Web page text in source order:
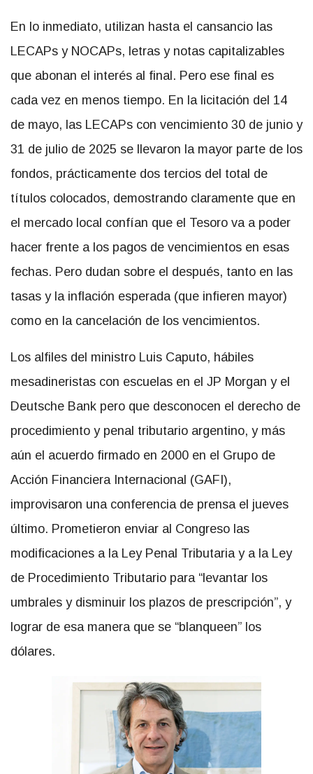
En lo inmediato, utilizan hasta el cansancio las
LECAPs y NOCAPs, letras y notas capitalizables
que abonan el interés al final. Pero ese final es
cada vez en menos tiempo. En la licitación del 14
de mayo, las LECAPs con vencimiento 30 de junio y
31 de julio de 2025 se llevaron la mayor parte de los
fondos, prácticamente dos tercios del total de
títulos colocados, demostrando claramente que en
el mercado local confían que el Tesoro va a poder
hacer frente a los pagos de vencimientos en esas
fechas. Pero dudan sobre el después, tanto en las
tasas y la inflación esperada (que infieren mayor)
como en la cancelación de los vencimientos.
Los alfiles del ministro Luis Caputo, hábiles
mesadineristas con escuelas en el JP Morgan y el
Deutsche Bank pero que desconocen el derecho de
procedimiento y penal tributario argentino, y más
aún el acuerdo firmado en 2000 en el Grupo de
Acción Financiera Internacional (GAFI),
improvisaron una conferencia de prensa el jueves
último. Prometieron enviar al Congreso las
modificaciones a la Ley Penal Tributaria y a la Ley
de Procedimiento Tributario para “levantar los
umbrales y disminuir los plazos de prescripción”, y
lograr de esa manera que se “blanqueen” los
dólares.